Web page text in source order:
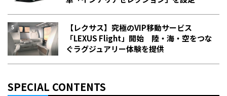
【レクサス】究極のVIP移動サービス
「LEXUS Flight」開始 陸・海・空をつな
ぐラグジュアリー体験を提供
SPECIAL CONTENTS